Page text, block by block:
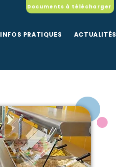
INFOS PRATIQUES ACTUALITÉS
Documents à télécharger